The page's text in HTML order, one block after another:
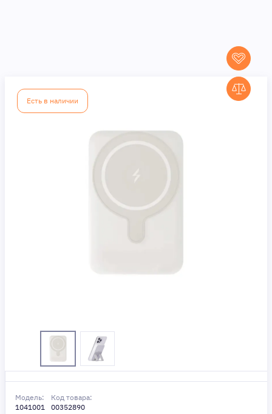
Есть в наличии
Модель:
1041001
Код товара:
00352890